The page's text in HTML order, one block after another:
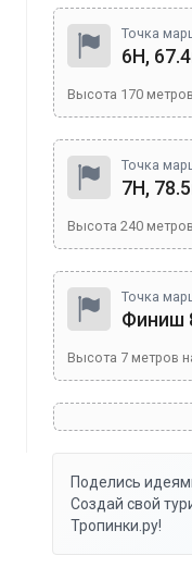
Точка
6Н,
Высота 170
Точка
7Н,
Высота 240
Точка
Финиш
Высота 7 метров
Поделись
Создай свой
Тропинки.ру!